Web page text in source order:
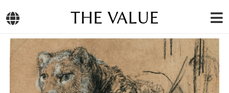
THE VALUE